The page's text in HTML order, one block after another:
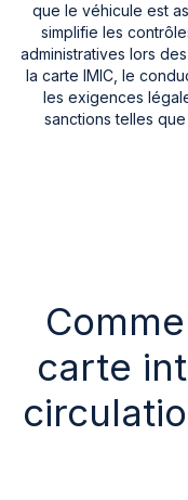
que le véhicule est
simplifie les
administratives lors
la carte IMIC, le
les exigences
sanctions telles
carte